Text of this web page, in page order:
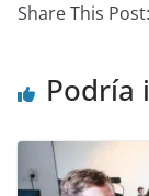
Share This Post:
Podría